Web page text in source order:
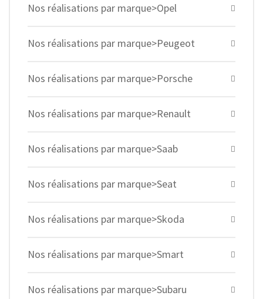
Nos réalisations par marque>Opel
Nos réalisations par marque>Peugeot
Nos réalisations par marque>Porsche
Nos réalisations par marque>Renault
Nos réalisations par marque>Saab
Nos réalisations par marque>Seat
Nos réalisations par marque>Skoda
Nos réalisations par marque>Smart
Nos réalisations par marque>Subaru